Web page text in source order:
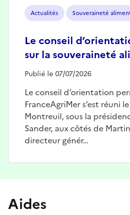
Actualités Souveraineté
Le conseil
sur la souveraineté
Publié le 07/07/2026
Le conseil d’orientation
FranceAgriMer s’est réuni
Montreuil, sous la
Sander, aux côtés de
directeur génér…
Aides